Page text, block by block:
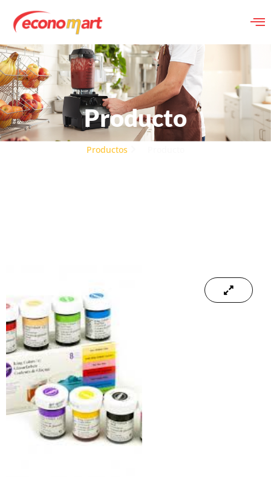
Producto
Productos